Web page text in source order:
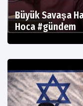
Büyük Savaşa
Hoca #gündem